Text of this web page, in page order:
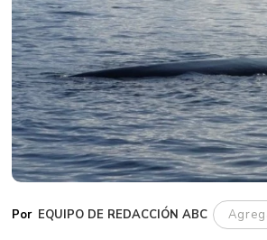
EQUIPO DE REDACCIÓN ABC